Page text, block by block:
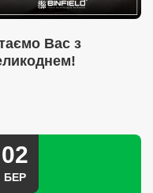
Вас з
02
БЕР